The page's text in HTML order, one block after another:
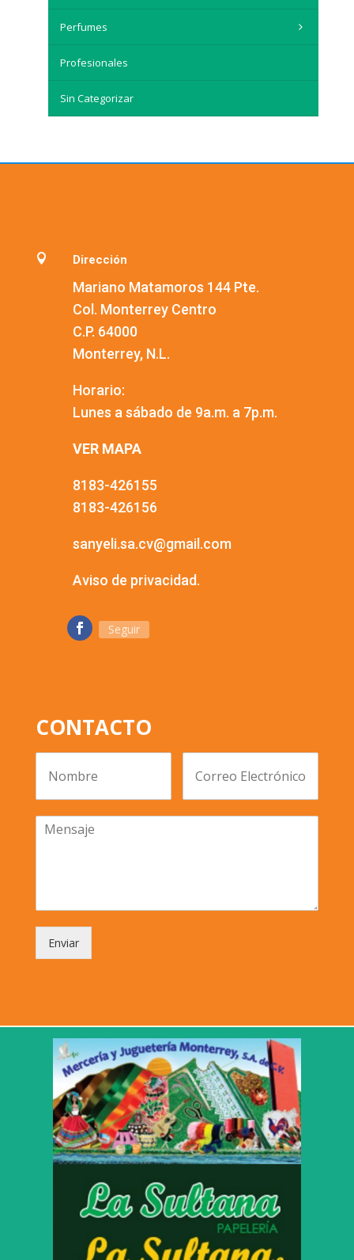
Perfumes
Profesionales
Sin Categorizar
 Dirección
Mariano Matamoros 144 Pte.
Col. Monterrey Centro
C.P. 64000
Monterrey, N.L.
Horario:
Lunes a sábado de 9a.m. a 7p.m.
VER MAPA
8183-426155
8183-426156
sanyeli.sa.cv@gmail.com
Aviso de privacidad.
Seguir
CONTACTO
Enviar